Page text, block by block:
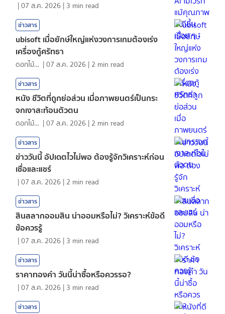
|07 ส.ค. 2026 | 3 min read
ข่าวสาร
ubisoft เมื่อยักษ์ใหญ่แห่งวงการเกมต้องเร่ง
เครื่องกู้ศรัทธา
ดอกไม้กับสายน้ำ |07 ส.ค. 2026 | 2 min read
ข่าวสาร
หนัง ชีวิตที่ถูกย่อส่วน เมื่อภาพยนตร์เป็นกระ
จกเงาสะท้อนตัวตน
ดอกไม้กับสายน้ำ |07 ส.ค. 2026 | 2 min read
ข่าวสาร
ข่าววันนี้ อัปเดตไวไม่พอ ต้องรู้จักวิเคราะห์ก่อน
เชื่อและแชร์
|07 ส.ค. 2026 | 2 min read
ข่าวสาร
สินสลากออมสิน น่าออมหรือไม่? วิเคราะห์ข้อดี
ข้อควรรู้
|07 ส.ค. 2026 | 3 min read
ข่าวสาร
ราคาทองคํา วันนี้น่าซื้อหรือควรรอ?
|07 ส.ค. 2026 | 3 min read
ข่าวสาร